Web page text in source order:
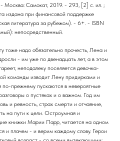
Москва: Самокат, 2019. - 293, [2] с. ил. ;
издана при финансовой поддержке
литература за рубежом). - 6+. - ISBN
непосредственный.
тоже надо обязательно прочесть, Лена и
- им уже по двенадцать лет, а в этом
неподалеку поселяется девочка-
команды изводит Лену придирками и
прежнему пускаются в невероятные
о пустяках и о важном. Год им
и ревность, страх смерти и отчаяние,
на пути к цели. Остроумная и
книжки Марии Парр, читается на одном
и плачем - и верим каждому слову. Герои